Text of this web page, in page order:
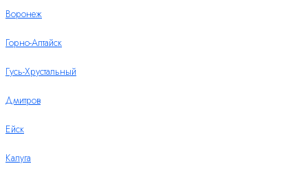
Воронеж
Горно-Алтайск
Гусь-Хрустальный
Дмитров
Ейск
Калуга